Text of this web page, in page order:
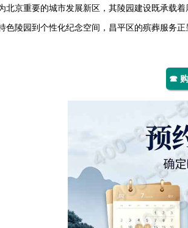
北京重要的城市发展新区，其陵园建设既承载
色陵园到个性化纪念空间，昌平区的殡葬服务
☎ 购